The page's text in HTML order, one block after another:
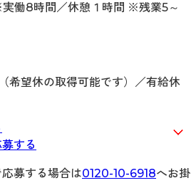
働8時間／休憩１時間 ※残業5～
希望休の取得可能です）／有給休
する
募する場合は0120-10-6918へお掛